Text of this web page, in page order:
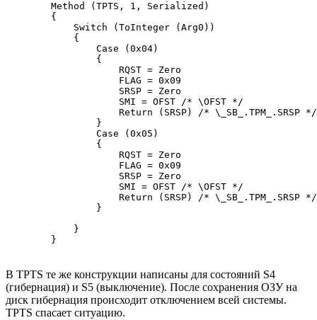
        Method (TPTS, 1, Serialized)
        {
            Switch (ToInteger (Arg0))
            {
                Case (0x04)
                {
                    RQST = Zero
                    FLAG = 0x09
                    SRSP = Zero
                    SMI = OFST /* \OFST */
                    Return (SRSP) /* \_SB_.TPM_.SRSP */
                }
                Case (0x05)
                {
                    RQST = Zero
                    FLAG = 0x09
                    SRSP = Zero
                    SMI = OFST /* \OFST */
                    Return (SRSP) /* \_SB_.TPM_.SRSP */
                }
            }
        }
В TPTS те же конструкции написаны для состояний S4
(гибернация) и S5 (выключение). После сохранения ОЗУ на
диск гибернация происходит отключением всей системы.
TPTS спасает ситуацию.